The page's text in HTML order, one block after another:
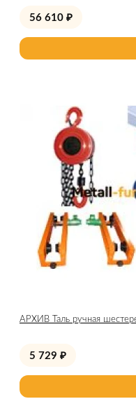
56 610 ₽
АРХИВ Таль ручная
5 729 ₽